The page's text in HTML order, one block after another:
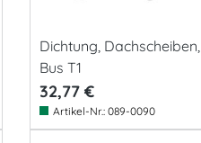
Dichtung, Dachscheiben,
Bus T1
32,77 €
Artikel-Nr.: 089-0090